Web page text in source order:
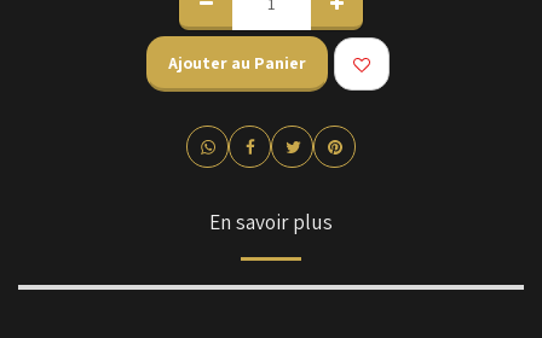
Ajouter au Panier
En savoir plus